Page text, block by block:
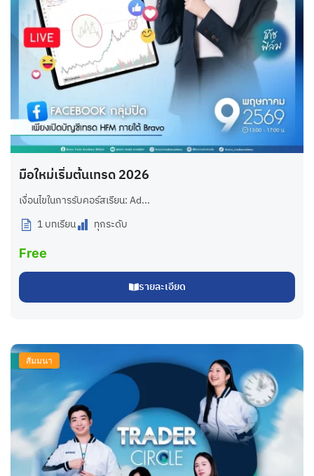
มือใหม่เริ่มต้นเทรด 2026
เงื่อนไขในการรับคอร์สเรียน: Ad...
1 บทเรียน
ทุกระดับ
Free
รายละเอียด
สัมมนา